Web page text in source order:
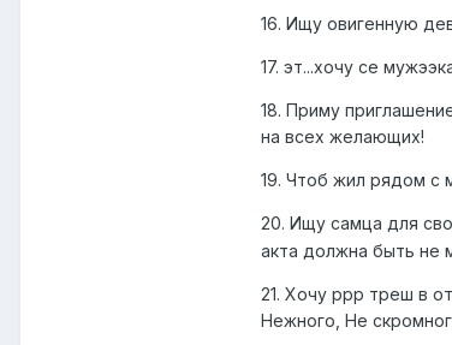
16. Ищу овигенную
17. эт...хочу се
18. Приму
на всех желающих!
19. Чтоб жил рядом с
20. Ищу самца для
акта должна быть не
21. Хочу ррр треш в
Нежного, Не